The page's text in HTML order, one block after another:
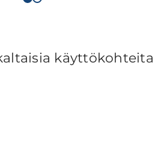
käyttökohteita